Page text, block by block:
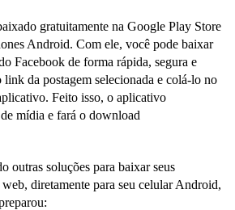
gratuitamente na Google Play Store
Android. Com ele, você pode baixar
Facebook de forma rápida, segura e
link da postagem selecionada e colá-lo no
Feito isso, o aplicativo
mídia e fará o download
outras soluções para baixar seus
diretamente para seu celular Android,